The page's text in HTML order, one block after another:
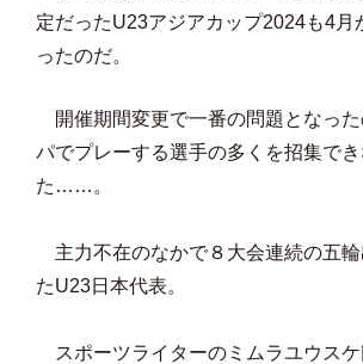
定だったU23アジアカップ2024も4月
ったのだ。
開催期間変更で一番の問題となった
パでプレーする選手の多くを招集で
た……。
主力不在のなかで８大会連続の五輪
たU23日本代表。
スポーツライターのミムラユウスケ